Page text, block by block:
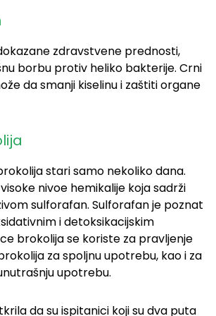
zdravstvene prednosti,
borbu protiv heliko bakterije. Crni
da smanji kiselinu i zaštiti organe
stari samo nekoliko dana.
nivoe hemikalije koja sadrži
sulforafan. Sulforafan je poznat
i detoksikacijskim
brokolija se koriste za pravljenje
za spoljnu upotrebu, kao i za
upotrebu.
da su ispitanici koji su dva puta